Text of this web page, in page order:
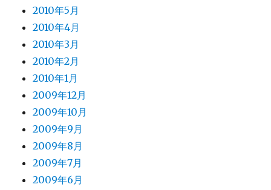
2010年5月
2010年4月
2010年3月
2010年2月
2010年1月
2009年12月
2009年10月
2009年9月
2009年8月
2009年7月
2009年6月